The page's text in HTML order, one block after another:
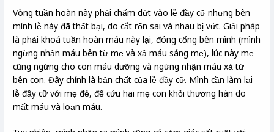
Vòng tuần hoàn này phải chấm dứt vào lễ đầy cữ nhưng bên
mình lễ này đã thất bại, do cắt rốn sai và nhau bị vứt. Giải pháp
là phải khoá tuần hoàn máu này lại, đóng cổng bên mình (mình
ngừng nhận máu bên từ mẹ và xả máu sáng mẹ), lúc này mẹ
cũng ngừng cho con máu dưỡng và ngừng nhận máu xả từ
bên con. Đây chính là bản chất của lễ đầy cữ. Mình cần làm lại
lễ đầy cữ với mẹ đẻ, để cứu hai mẹ con khỏi thương hàn do
mất máu và loạn máu.